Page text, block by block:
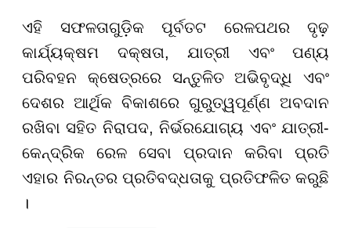
ଏହି ସଫଳତାଗୁଡ଼ିକ ପୂର୍ବତଟ ରେଳପଥର ଦୃଢ଼
କାର୍ଯ୍ୟକ୍ଷମ ଦକ୍ଷତା, ଯାତ୍ରୀ ଏବଂ ପଣ୍ୟ
ପରିବହନ କ୍ଷେତ୍ରରେ ସନ୍ତୁଳିତ ଅଭିବୃଦ୍ଧି ଏବଂ
ଦେଶର ଆର୍ଥିକ ବିକାଶରେ ଗୁରୁତ୍ୱପୂର୍ଣ୍ଣ ଅବଦାନ
ରଖିବା ସହିତ ନିରାପଦ, ନିର୍ଭରଯୋଗ୍ୟ ଏବଂ ଯାତ୍ରୀ-
କେନ୍ଦ୍ରିକ ରେଳ ସେବା ପ୍ରଦାନ କରିବା ପ୍ରତି
ଏହାର ନିରନ୍ତର ପ୍ରତିବଦ୍ଧତାକୁ ପ୍ରତିଫଳିତ କରୁଛି
।